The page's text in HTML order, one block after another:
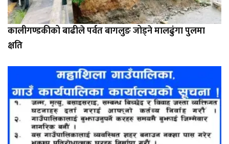
कालीगण्डकीको बाढीले पर्वत बागलुङ जोड्ने मालढुंगा पुलमा
क्षति